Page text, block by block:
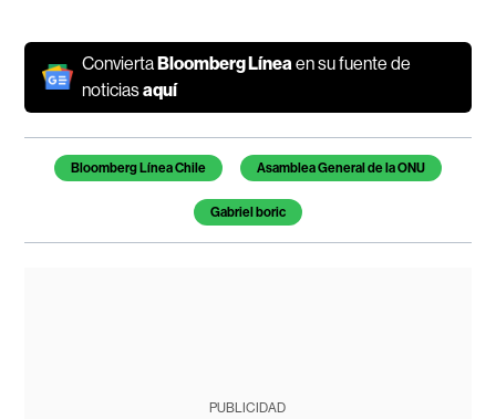
ConviertaBloomberg Línea en su fuente de
noticiasaquí
Temas de este artículo
Bloomberg Línea Chile Asamblea General de la ONU
Gabriel boric
PUBLICIDAD